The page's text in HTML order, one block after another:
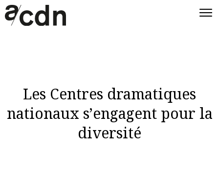
Les Centres dramatiques
nationaux s’engagent pour la
diversité